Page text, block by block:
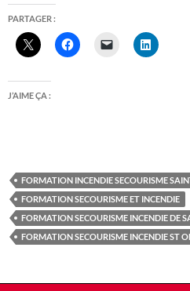
PARTAGER :
J’AIME ÇA :
FORMATION INCENDIE SECOURISME
FORMATION SECOURISME ET INCENDIE
FORMATION SECOURISME INCENDIE DE
FORMATION SECOURISME INCENDIE ST